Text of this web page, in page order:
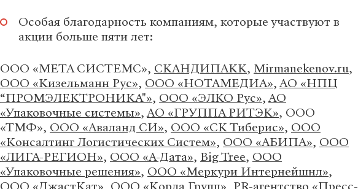
Особая благодарность компаниям, которые участвуют в
акции больше пяти лет:
ООО «МЕТА СИСТЕМС», СКАНДИПАКК, Mirmanekenov.ru,
ООО «Кизельманн Рус», ООО «НОТАМЕДИА»,АО «НПЦ
“ПРОМЭЛЕКТРОНИКА"», ООО «ЭЛКО Рус»,АО
«Упаковочные системы»,АО «ГРУППА РИТЭК», ООО
«ТМФ», ООО «Аваланд СИ», ООО «СК Тиберис», ООО
«Консалтинг Логистических Систем», ООО «АБИПА», ООО
«ЛИГА-РЕГИОН», ООО «А-Дата», Big Tree, ООО
«Упаковочные решения», ООО «Меркури Интернейшнл»,